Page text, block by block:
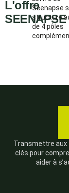
L'offre
SEENAPSE
Seenapse
structure
de 4 pôles
Transmettre aux
clés pour
aider à